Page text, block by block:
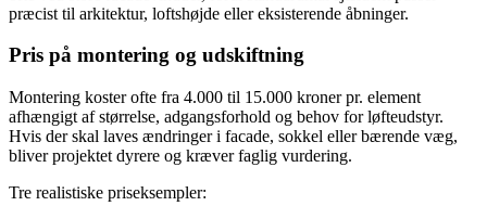
præcist til arkitektur, loftshøjde eller eksisterende åbninger.
Pris på montering og udskiftning
Montering koster ofte fra 4.000 til 15.000 kroner pr. element
afhængigt af størrelse, adgangsforhold og behov for løfteudstyr.
Hvis der skal laves ændringer i facade, sokkel eller bærende væg,
bliver projektet dyrere og kræver faglig vurdering.
Tre realistiske priseksempler: